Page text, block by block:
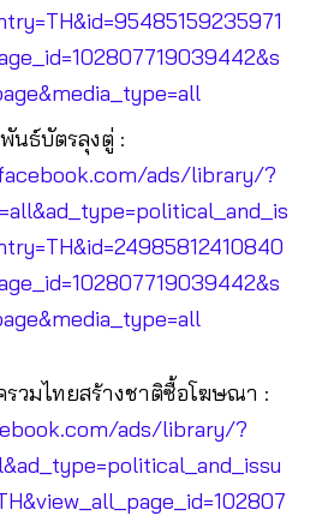
นธ์บัตรลุงตู่ :
ads/library/?
วมไทยสร้างชาติซื้อโฆษณา :
ads/library/?